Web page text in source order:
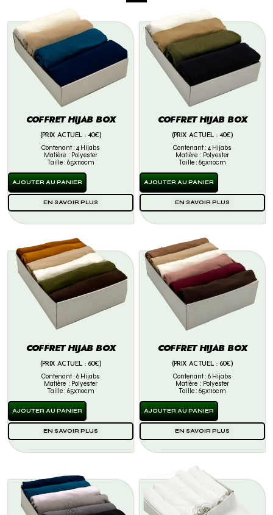
COFFRET HIJAB BOX
(PRIX ACTUEL : 40€)
Contenant : 4 Hijabs
Matière : Polyester
Taille : 65x110cm
AJOUTER AU PANIER
EN SAVOIR PLUS
COFFRET HIJAB BOX
(PRIX ACTUEL : 40€)
Contenant : 4 Hijabs
Matière : Polyester
Taille : 65x110cm
AJOUTER AU PANIER
EN SAVOIR PLUS
COFFRET HIJAB BOX
(PRIX ACTUEL : 60€)
Contenant : 6 Hijabs
Matière : Polyester
Taille : 65x110cm
AJOUTER AU PANIER
EN SAVOIR PLUS
COFFRET HIJAB BOX
(PRIX ACTUEL : 60€)
Contenant : 6 Hijabs
Matière : Polyester
Taille : 65x110cm
AJOUTER AU PANIER
EN SAVOIR PLUS